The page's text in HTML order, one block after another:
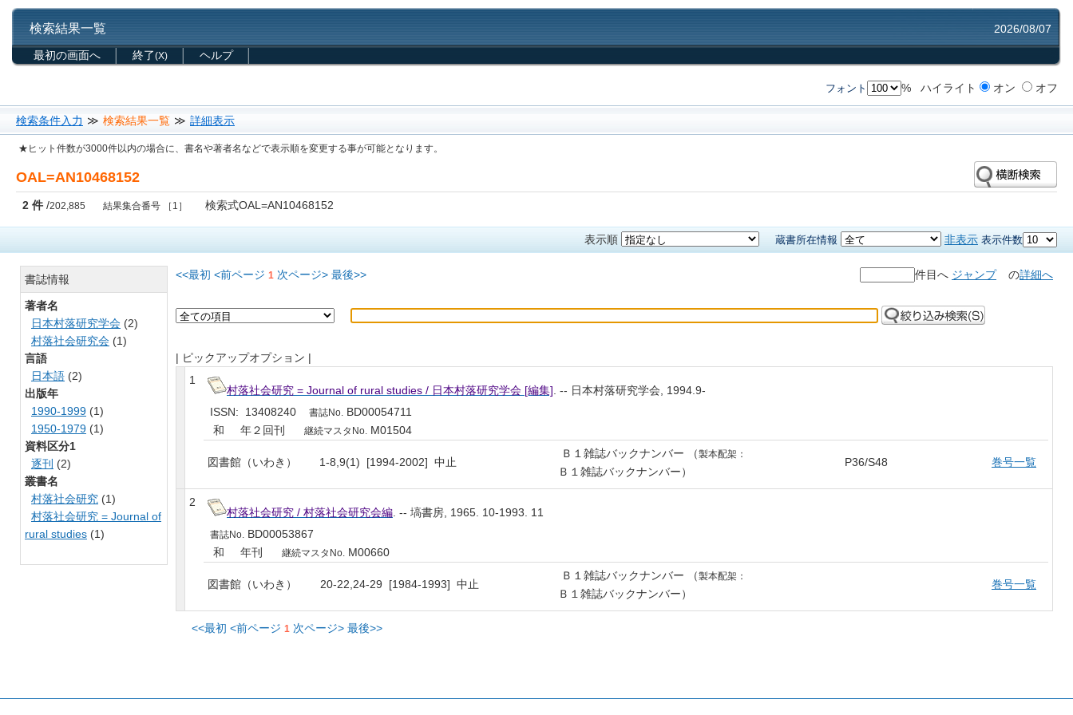
検索結果一覧 2026/08/07
最初の画面へ 終了(X) ヘルプ
フォント % ハイライト オン オフ
検索条件入力 ≫ 検索結果一覧 ≫ 詳細表示
★ヒット件数が3000件以内の場合に、書名や著者名などで表示順を変更する事が可能となります。
OAL=AN10468152
2 件 /202,885 結果集合番号 ［1］ 検索式OAL=AN10468152
表示順 蔵書所在情報 非表示 表示件数
書誌情報
著者名
日本村落研究学会 (2)
村落社会研究会 (1)
言語
日本語 (2)
出版年
1990-1999 (1)
1950-1979 (1)
資料区分1
逐刊 (2)
叢書名
村落社会研究 (1)
村落社会研究 = Journal of
rural studies (1)
<<最初 <前ページ 1 次ページ> 最後>> 件目へ ジャンプ の詳細へ
| ピックアップオプション |
1
村落社会研究 = Journal of rural studies / 日本村落研究学会 [編集]. -- 日本村落研究学会, 1994.9-
ISSN: 13408240
書誌No.
BD00054711
和 年２回刊
継続マスタNo. M01504
図書館（いわき） 1-8,9(1) [1994-2002] 中止
Ｂ１雑誌バックナンバー （製本配架：
Ｂ１雑誌バックナンバー）
P36/S48 巻号一覧
2
村落社会研究 / 村落社会研究会編. -- 塙書房, 1965. 10-1993. 11
書誌No.
BD00053867
和 年刊
継続マスタNo. M00660
図書館（いわき） 20-22,24-29 [1984-1993] 中止
Ｂ１雑誌バックナンバー （製本配架：
Ｂ１雑誌バックナンバー）
巻号一覧
<<最初 <前ページ 1 次ページ> 最後>>